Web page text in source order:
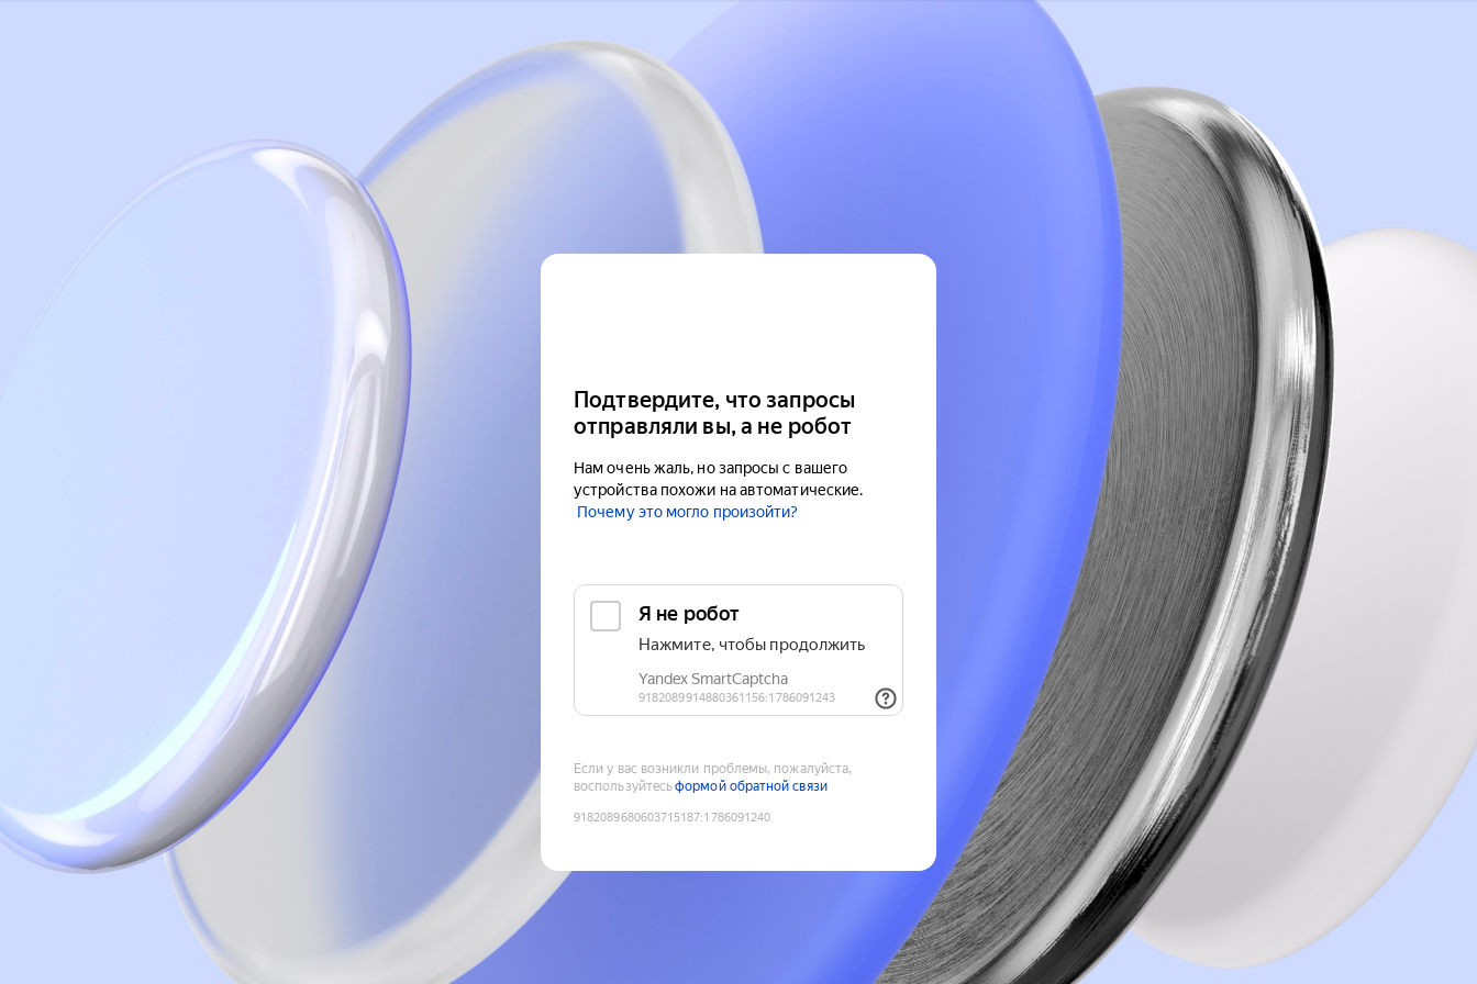
Подтвердите, что запросы
отправляли вы, а не робот
Нам очень жаль, но запросы с вашего
устройства похожи на автоматические.
Почему это могло произойти?
Если у вас возникли проблемы, пожалуйста,
воспользуйтесьформой обратной связи
9182089680603715187:1786091240